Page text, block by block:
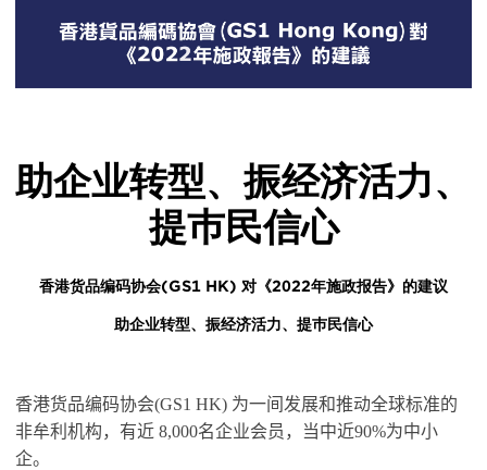
Body
助企业转型、振经济活力、
提巿民信心
香港货品编码协会(GS1 HK) 对《2022年施政报告》的建议
助企业转型、振经济活力、提巿民信心
香港货品编码协会(GS1 HK) 为一间发展和推动全球标准的
非牟利机构，有近 8,000名企业会员，当中近90%为中小
企。